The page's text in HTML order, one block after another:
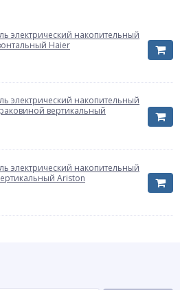
16.5 кг
Россия
4670007715151
50 л
2 кВт
электрический накопительный
Haier
электрический накопительный
вертикальный
электрический накопительный
Ariston